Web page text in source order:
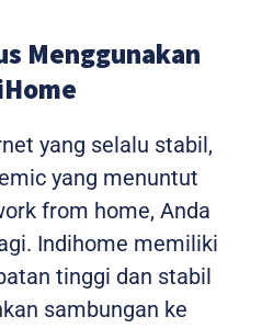
Menggunakan
yang selalu stabil,
yang menuntut
from home, Anda
Indihome memiliki
tinggi dan stabil
sambungan ke